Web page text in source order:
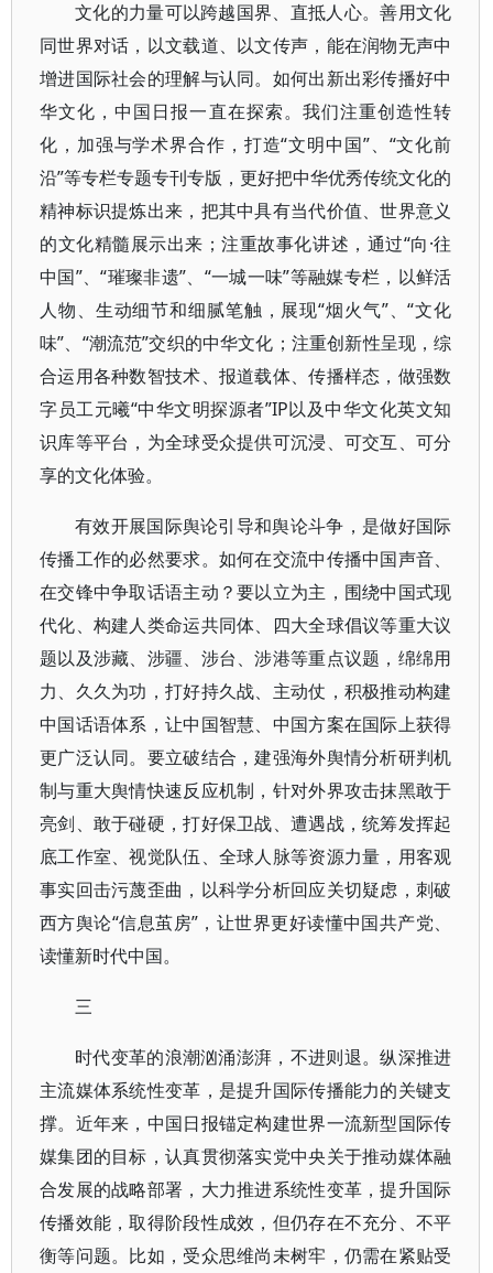
文化的力量可以跨越国界、直抵人心。善用文化
同世界对话，以文载道、以文传声，能在润物无声中
增进国际社会的理解与认同。如何出新出彩传播好中
华文化，中国日报一直在探索。我们注重创造性转
化，加强与学术界合作，打造“文明中国”、“文化前
沿”等专栏专题专刊专版，更好把中华优秀传统文化的
精神标识提炼出来，把其中具有当代价值、世界意义
的文化精髓展示出来；注重故事化讲述，通过“向·往
中国”、“璀璨非遗”、“一城一味”等融媒专栏，以鲜活
人物、生动细节和细腻笔触，展现“烟火气”、“文化
味”、“潮流范”交织的中华文化；注重创新性呈现，综
合运用各种数智技术、报道载体、传播样态，做强数
字员工元曦“中华文明探源者”IP以及中华文化英文知
识库等平台，为全球受众提供可沉浸、可交互、可分
享的文化体验。
有效开展国际舆论引导和舆论斗争，是做好国际
传播工作的必然要求。如何在交流中传播中国声音、
在交锋中争取话语主动？要以立为主，围绕中国式现
代化、构建人类命运共同体、四大全球倡议等重大议
题以及涉藏、涉疆、涉台、涉港等重点议题，绵绵用
力、久久为功，打好持久战、主动仗，积极推动构建
中国话语体系，让中国智慧、中国方案在国际上获得
更广泛认同。要立破结合，建强海外舆情分析研判机
制与重大舆情快速反应机制，针对外界攻击抹黑敢于
亮剑、敢于碰硬，打好保卫战、遭遇战，统筹发挥起
底工作室、视觉队伍、全球人脉等资源力量，用客观
事实回击污蔑歪曲，以科学分析回应关切疑虑，刺破
西方舆论“信息茧房”，让世界更好读懂中国共产党、
读懂新时代中国。
三
时代变革的浪潮汹涌澎湃，不进则退。纵深推进
主流媒体系统性变革，是提升国际传播能力的关键支
撑。近年来，中国日报锚定构建世界一流新型国际传
媒集团的目标，认真贯彻落实党中央关于推动媒体融
合发展的战略部署，大力推进系统性变革，提升国际
传播效能，取得阶段性成效，但仍存在不充分、不平
衡等问题。比如，受众思维尚未树牢，仍需在紧贴受